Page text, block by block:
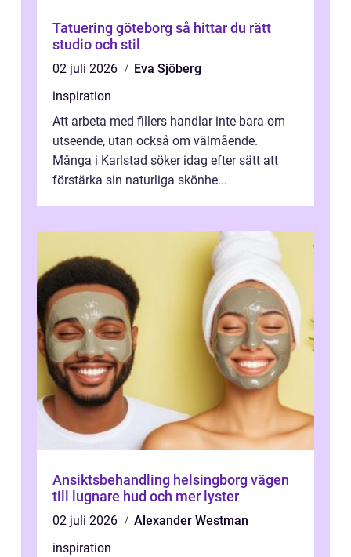
Tatuering göteborg så hittar du rätt
studio och stil
02 juli 2026
Eva Sjöberg
inspiration
Att arbeta med fillers handlar inte bara om
utseende, utan också om välmående.
Många i Karlstad söker idag efter sätt att
förstärka sin naturliga skönhe...
Ansiktsbehandling helsingborg vägen
till lugnare hud och mer lyster
02 juli 2026
Alexander Westman
inspiration